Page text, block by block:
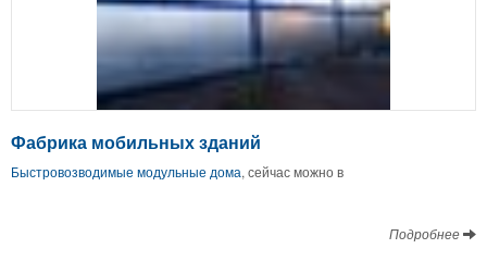
Фабрика мобильных зданий
Быстровозводимые модульные дома, сейчас можно в
Подробнее